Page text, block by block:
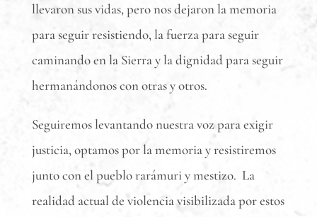
llevaron sus vidas, pero nos dejaron la memoria
para seguir resistiendo, la fuerza para seguir
caminando en la Sierra y la dignidad para seguir
hermanándonos con otras y otros.
Seguiremos levantando nuestra voz para exigir
justicia, optamos por la memoria y resistiremos
junto con el pueblo rarámuri y mestizo. La
realidad actual de violencia visibilizada por estos